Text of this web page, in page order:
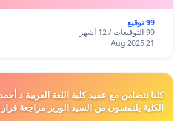
99 توقيع
99 التوقيعات / 12 أشهر
21 Aug 2025
كلنا نتضامن مع عميد كلية اللغة العربية د
الكلية يلتمسون من السيد الوزير مراجعة قرار